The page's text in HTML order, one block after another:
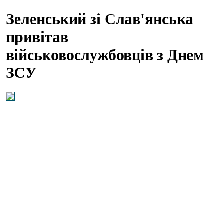
Зеленський зі Слав'янська
привітав
військовослужбовців з Днем
ЗСУ